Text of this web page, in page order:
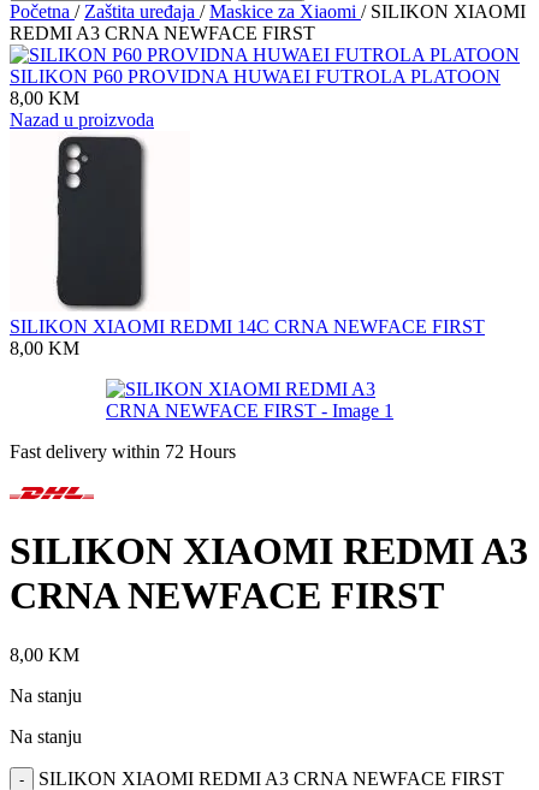
Početna / Zaštita uređaja / Maskice za Xiaomi / SILIKON XIAOMI
REDMI A3 CRNA NEWFACE FIRST
SILIKON P60 PROVIDNA HUWAEI FUTROLA PLATOON
8,00 KM
Nazad u proizvoda
SILIKON XIAOMI REDMI 14C CRNA NEWFACE FIRST
8,00 KM
Fast delivery within 72 Hours
SILIKON XIAOMI REDMI A3
CRNA NEWFACE FIRST
8,00 KM
Na stanju
Na stanju
- SILIKON XIAOMI REDMI A3 CRNA NEWFACE FIRST